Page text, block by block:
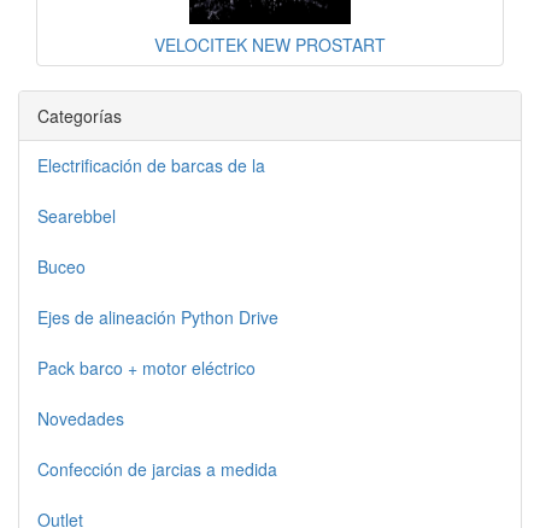
VELOCITEK NEW PROSTART
Categorías
Electrificación de barcas de la
Searebbel
Buceo
Ejes de alineación Python Drive
Pack barco + motor eléctrico
Novedades
Confección de jarcias a medida
Outlet